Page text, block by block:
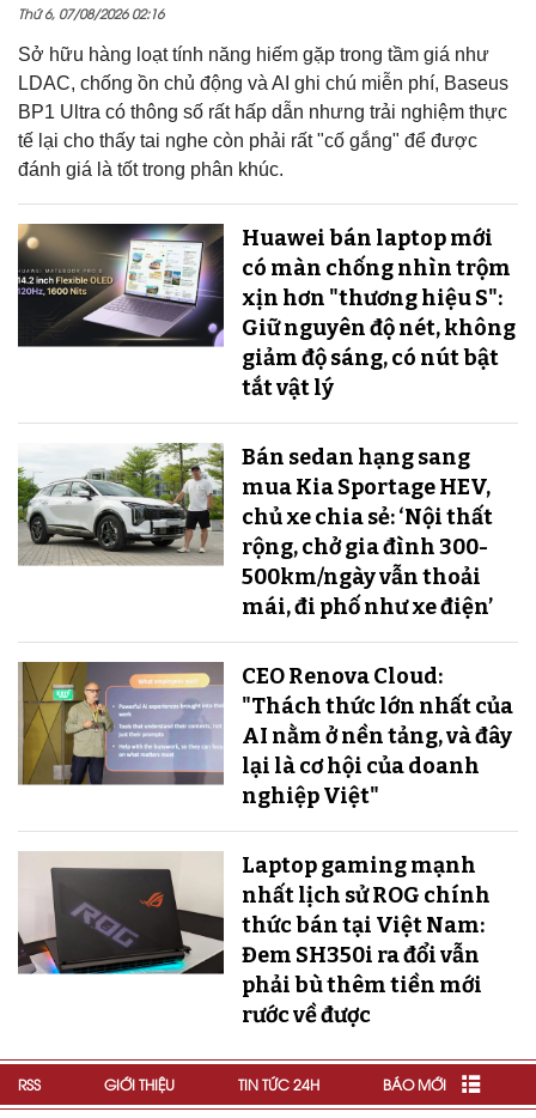
Thứ 6, 07/08/2026 02:16
Sở hữu hàng loạt tính năng hiếm gặp trong tầm giá như
LDAC, chống ồn chủ động và AI ghi chú miễn phí, Baseus
BP1 Ultra có thông số rất hấp dẫn nhưng trải nghiệm thực
tế lại cho thấy tai nghe còn phải rất "cố gắng" để được
đánh giá là tốt trong phân khúc.
Huawei bán laptop mới
có màn chống nhìn trộm
xịn hơn "thương hiệu S":
Giữ nguyên độ nét, không
giảm độ sáng, có nút bật
tắt vật lý
Bán sedan hạng sang
mua Kia Sportage HEV,
chủ xe chia sẻ: ‘Nội thất
rộng, chở gia đình 300-
500km/ngày vẫn thoải
mái, đi phố như xe điện’
CEO Renova Cloud:
"Thách thức lớn nhất của
AI nằm ở nền tảng, và đây
lại là cơ hội của doanh
nghiệp Việt"
Laptop gaming mạnh
nhất lịch sử ROG chính
thức bán tại Việt Nam:
Đem SH350i ra đổi vẫn
phải bù thêm tiền mới
rước về được
RSS GIỚI THIỆU TIN TỨC 24H BÁO MỚI